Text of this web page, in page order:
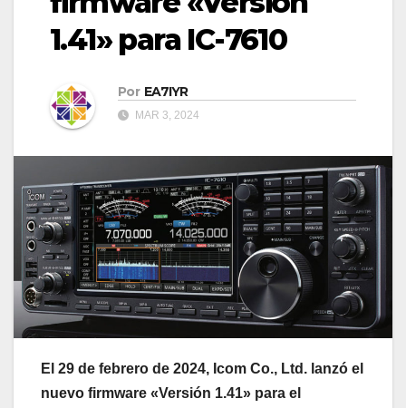
1.41» para IC-7610
Por EA7IYR
MAR 3, 2024
El 29 de febrero de 2024, Icom Co., Ltd. lanzó el
nuevo firmware «Versión 1.41» para el